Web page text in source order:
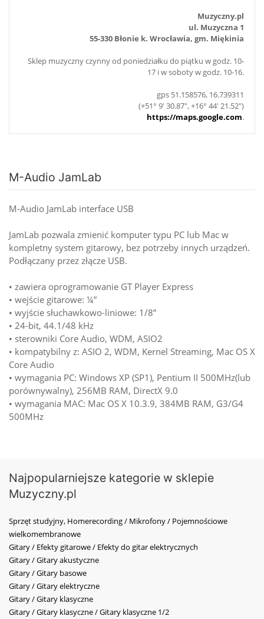
Muzyczny.pl
ul. Muzyczna 1
55-330 Błonie k. Wrocławia, gm. Miękinia
Sklep muzyczny czynny od poniedziałku do piątku w godz. 10-
17 i w soboty w godz. 10-16.
gps 51.158576, 16.739311
(+51° 9' 30.87", +16° 44' 21.52")
https://maps.google.com.
M-Audio JamLab
M-Audio JamLab interface USB
JamLab pozwala zmienić komputer typu PC lub Mac w
kompletny system gitarowy, bez potrzeby innych urządzeń.
Podłączany przez złącze USB.
• zawiera oprogramowanie GT Player Express
• wejście gitarowe: ¼”
• wyjście słuchawkowo-liniowe: 1/8”
• 24-bit, 44.1/48 kHz
• sterowniki Core Audio, WDM, ASIO2
• kompatybilny z: ASIO 2, WDM, Kernel Streaming, Mac OS X
Core Audio
• wymagania PC: Windows XP (SP1), Pentium II 500MHz(lub
porównywalny), 256MB RAM, DirectX 9.0
• wymagania MAC: Mac OS X 10.3.9, 384MB RAM, G3/G4
500MHz
Najpopularniejsze kategorie w sklepie
Muzyczny.pl
Sprzęt studyjny, Homerecording / Mikrofony / Pojemnościowe
wielkomembranowe
Gitary / Efekty gitarowe / Efekty do gitar elektrycznych
Gitary / Gitary akustyczne
Gitary / Gitary basowe
Gitary / Gitary elektryczne
Gitary / Gitary klasyczne
Gitary / Gitary klasyczne / Gitary klasyczne 1/2